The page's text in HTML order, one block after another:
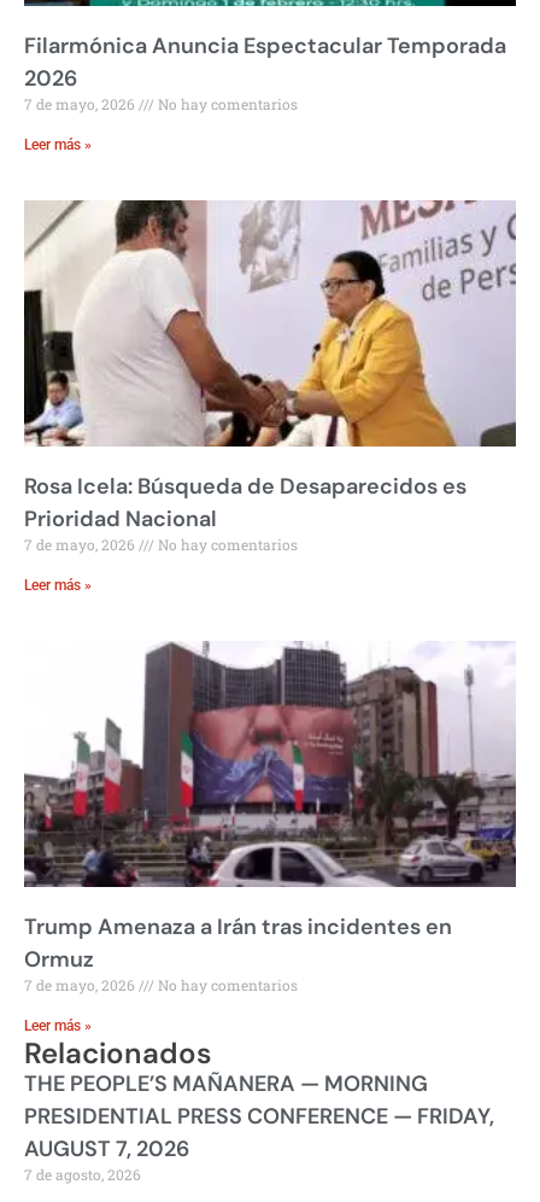
Filarmónica Anuncia Espectacular Temporada
2026
7 de mayo, 2026 No hay comentarios
Leer más »
Rosa Icela: Búsqueda de Desaparecidos es
Prioridad Nacional
7 de mayo, 2026 No hay comentarios
Leer más »
Trump Amenaza a Irán tras incidentes en
Ormuz
7 de mayo, 2026 No hay comentarios
Leer más »
Relacionados
THE PEOPLE’S MAÑANERA — MORNING
PRESIDENTIAL PRESS CONFERENCE — FRIDAY,
AUGUST 7, 2026
7 de agosto, 2026